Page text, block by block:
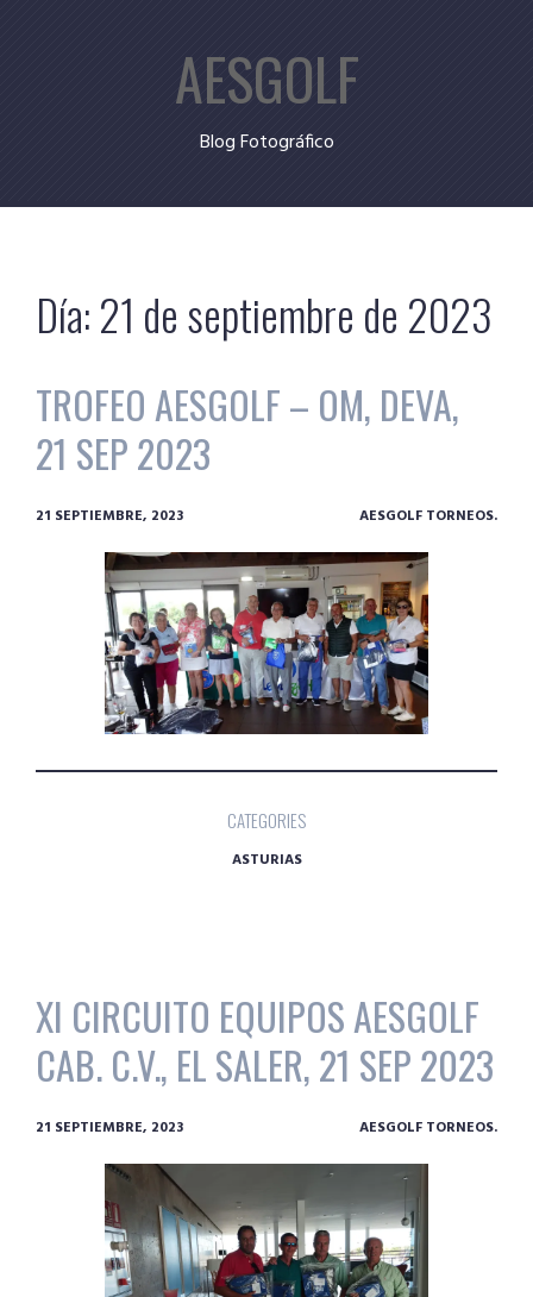
AESGOLF
Blog Fotográfico
Día:21 de septiembre de 2023
TROFEO AESGOLF – OM, DEVA,
21 SEP 2023
21 SEPTIEMBRE, 2023 AESGOLF TORNEOS.
CATEGORIES
ASTURIAS
XI CIRCUITO EQUIPOS AESGOLF
CAB. C.V., EL SALER, 21 SEP 2023
21 SEPTIEMBRE, 2023 AESGOLF TORNEOS.